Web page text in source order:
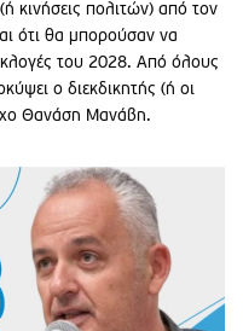
κινήσεις πολιτών) από τον
ότι θα μπορούσαν να
του 2028. Από όλους
ο διεκδικητής (ή οι
Θανάση Μανάβη.